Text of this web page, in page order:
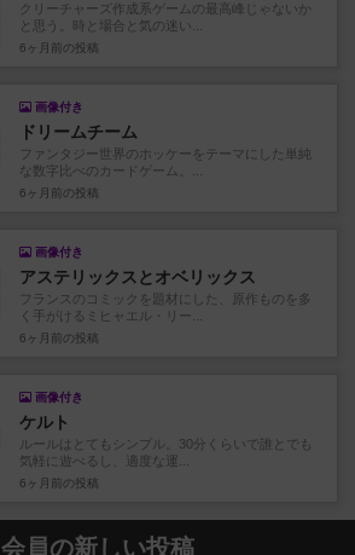
クリーチャーズ作成系ゲームの最高峰じゃないか
と思う。時と場合と気の迷い...
6ヶ月前 の投稿
画像付き
ドリームチーム
ファンタジー世界のホッケーをテーマにした単純
な数字比べのカードゲーム。...
6ヶ月前 の投稿
画像付き
アステリックスとオベリックス
フランスのコミックを題材にした、原作ものを多
く手がけるミヒャエル・リー...
6ヶ月前 の投稿
画像付き
ケルト
ルールはとてもシンプル。30分くらいで誰とでも
気軽に遊べるし、適度な運...
6ヶ月前 の投稿
会員の新しい投稿